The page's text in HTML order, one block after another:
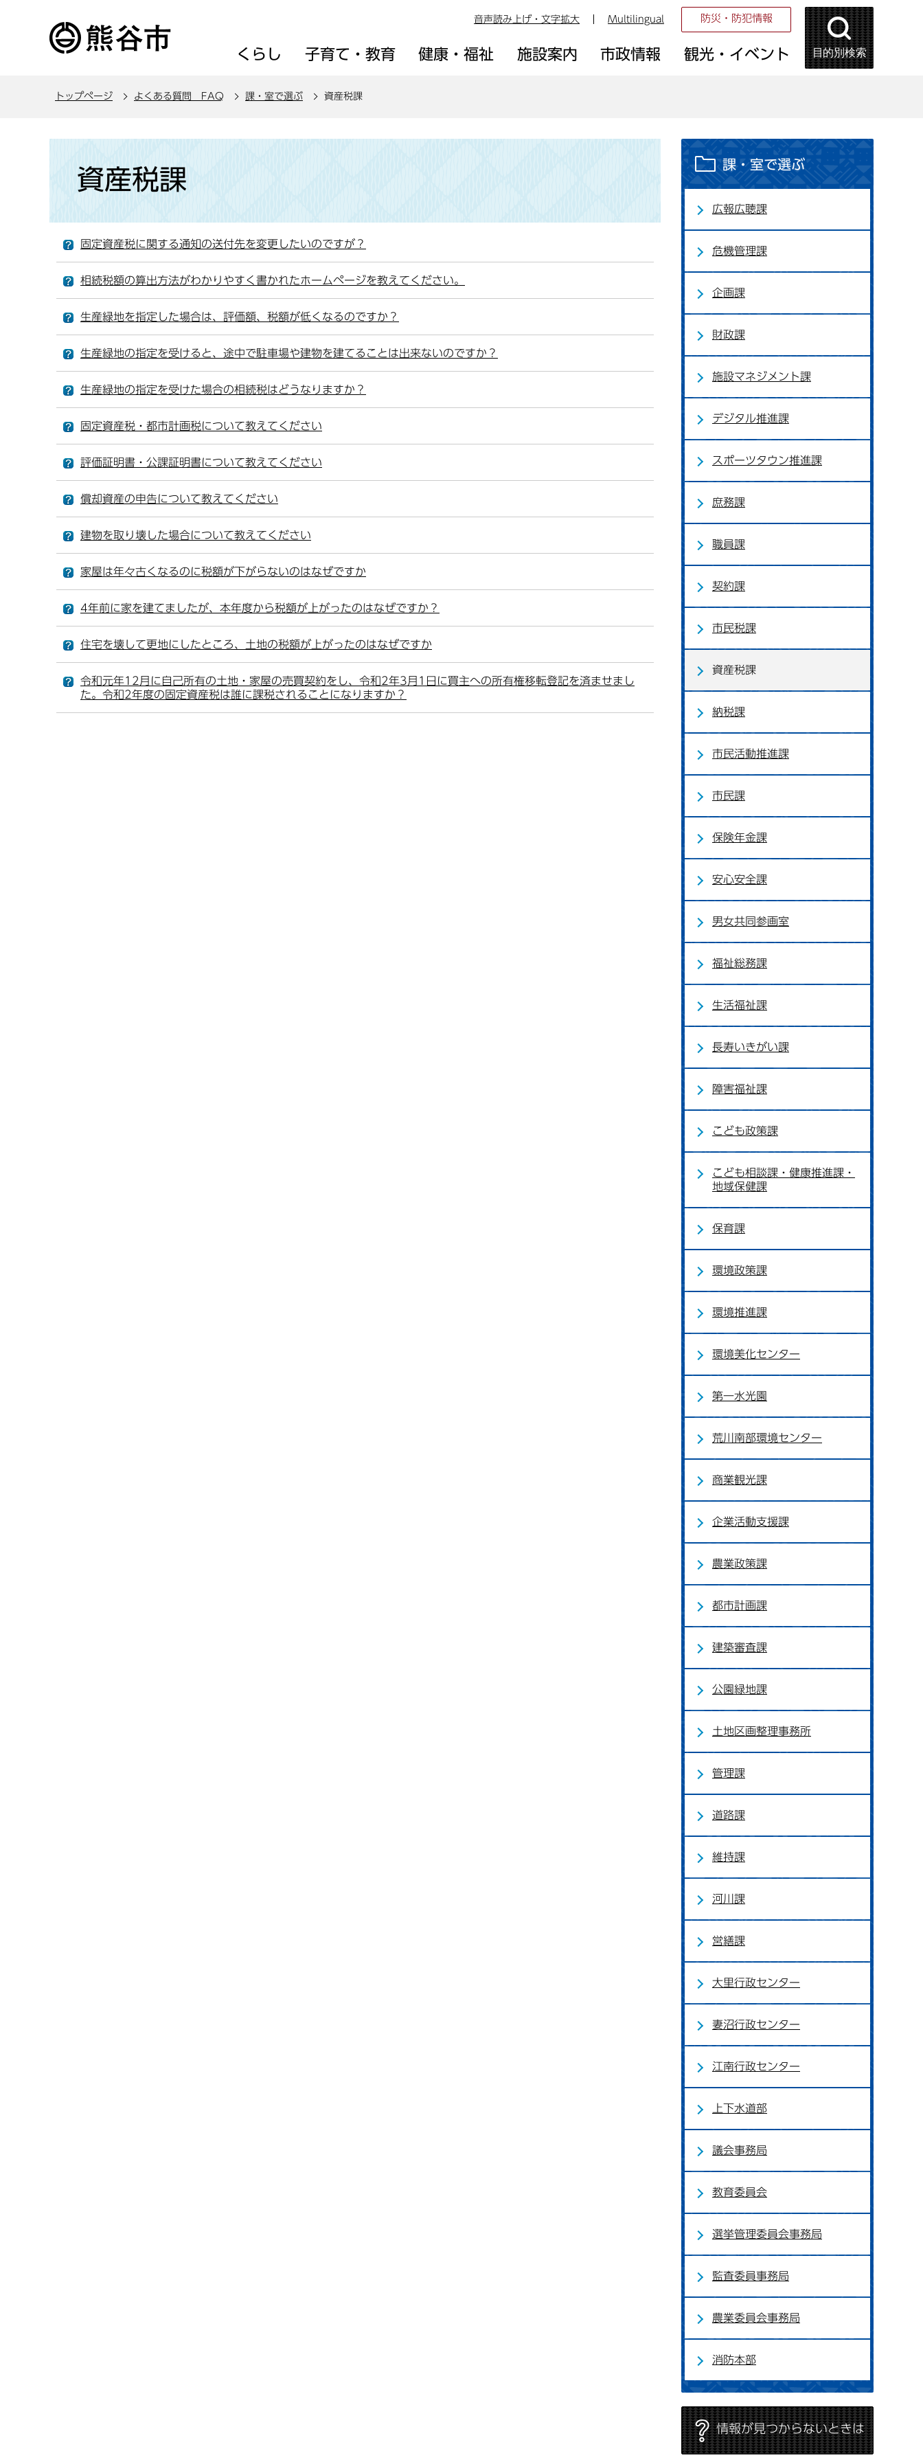
音声読み上げ・文字拡大 Multilingual 防災・防犯情報
くらし 子育て・教育 健康・福祉 施設案内 市政情報 観光・イベント 目的別検索
トップページ よくある質問 FAQ 課・室で選ぶ 資産税課
か
資産税課
固定資産税に関する通知の送付先を変更したいのですが？
相続税額の算出方法がわかりやすく書かれたホームページを教えてください。
生産緑地を指定した場合は、評価額、税額が低くなるのですか？
生産緑地の指定を受けると、途中で駐車場や建物を建てることは出来ないのですか？
生産緑地の指定を受けた場合の相続税はどうなりますか？
固定資産税・都市計画税について教えてください
評価証明書・公課証明書について教えてください
償却資産の申告について教えてください
建物を取り壊した場合について教えてください
家屋は年々古くなるのに税額が下がらないのはなぜですか
4年前に家を建てましたが、本年度から税額が上がったのはなぜですか？
住宅を壊して更地にしたところ、土地の税額が上がったのはなぜですか
令和元年12月に自己所有の土地・家屋の売買契約をし、令和2年3月1日に買主への所有権移転登記を済ませまし
た。令和2年度の固定資産税は誰に課税されることになりますか？
課・室で選ぶ
広報広聴課
危機管理課
企画課
財政課
施設マネジメント課
デジタル推進課
スポーツタウン推進課
庶務課
職員課
契約課
市民税課
資産税課
納税課
市民活動推進課
市民課
保険年金課
安心安全課
男女共同参画室
福祉総務課
生活福祉課
長寿いきがい課
障害福祉課
こども政策課
こども相談課・健康推進課・
地域保健課
保育課
環境政策課
環境推進課
環境美化センター
第一水光園
荒川南部環境センター
商業観光課
企業活動支援課
農業政策課
都市計画課
建築審査課
公園緑地課
土地区画整理事務所
管理課
道路課
維持課
河川課
営繕課
大里行政センター
妻沼行政センター
江南行政センター
上下水道部
議会事務局
教育委員会
選挙管理委員会事務局
監査委員事務局
農業委員会事務局
消防本部
情報が見つからないときは